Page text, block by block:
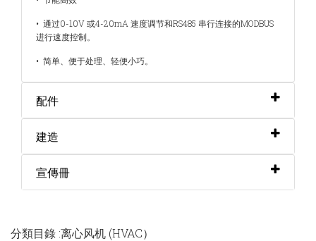
• 通过0-10V 或4-20mA 速度调节和RS485 串行连接的MODBUS
进行速度控制。
• 简单、便于处理、轻便小巧。
配件
建造
宣傳冊
分類目錄 :离心风机 (HVAC）